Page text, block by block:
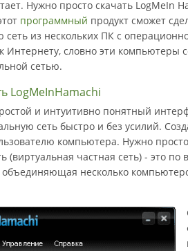
Нужно просто скачать LogMeIn
программный продукт сможет
из нескольких ПК с
Интернету, словно эти компьютеры
сетью.
LogMeInHamachi
и интуитивно понятный
сеть быстро и без усилий.
компьютера. Нужно
(виртуальная частная сеть) - это
объединяющая несколько